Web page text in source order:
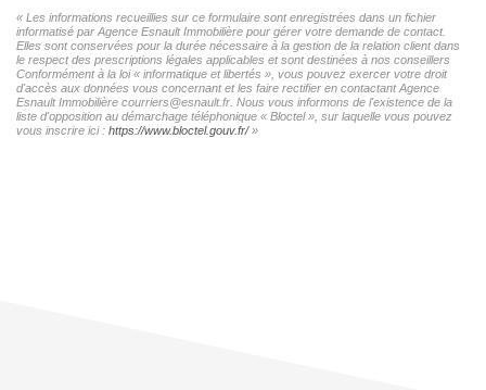
« Les informations recueillies sur ce formulaire sont enregistrées dans un fichier
informatisé par Agence Esnault Immobilière pour gérer votre demande de contact.
Elles sont conservées pour la durée nécessaire à la gestion de la relation client dans
le respect des prescriptions légales applicables et sont destinées à nos conseillers
Conformément à la loi « informatique et libertés », vous pouvez exercer votre droit
d'accès aux données vous concernant et les faire rectifier en contactant Agence
Esnault Immobilière courriers@esnault.fr. Nous vous informons de l'existence de la
liste d'opposition au démarchage téléphonique « Bloctel », sur laquelle vous pouvez
vous inscrire ici : https://www.bloctel.gouv.fr/»